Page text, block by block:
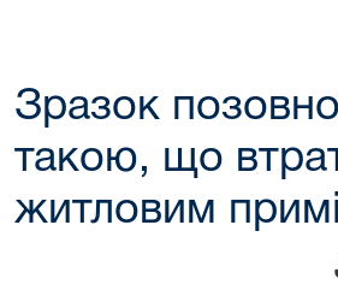
Зразок
такою, що
житловим